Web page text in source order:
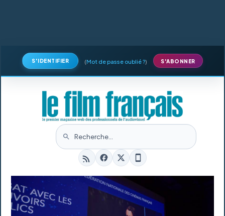
S'IDENTIFIER (Mot de passe oublié ?) S'ABONNER